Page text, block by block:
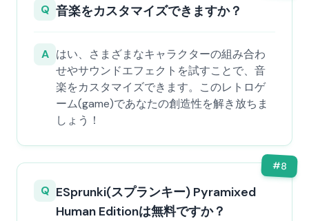
Q 音楽をカスタマイズできますか？
A はい、さまざまなキャラクターの組み合わ
せやサウンドエフェクトを試すことで、音
楽をカスタマイズできます。このレトロゲ
ーム(game)であなたの創造性を解き放ちま
しょう！
#8
Q ESprunki(スプランキー) Pyramixed
Human Editionは無料ですか？